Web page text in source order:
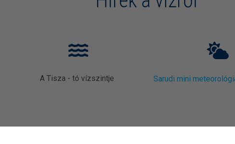
A Tisza - tó vízszintje Sarudi mini